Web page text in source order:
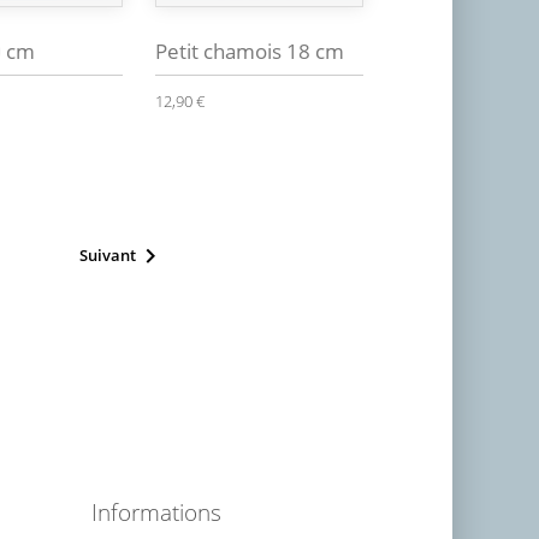
cm Petit chamois 18 cm
12,90 €
Suivant 
Informations